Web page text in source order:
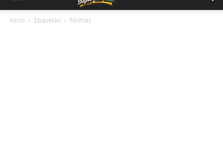
Inicio Etiquetas Formas